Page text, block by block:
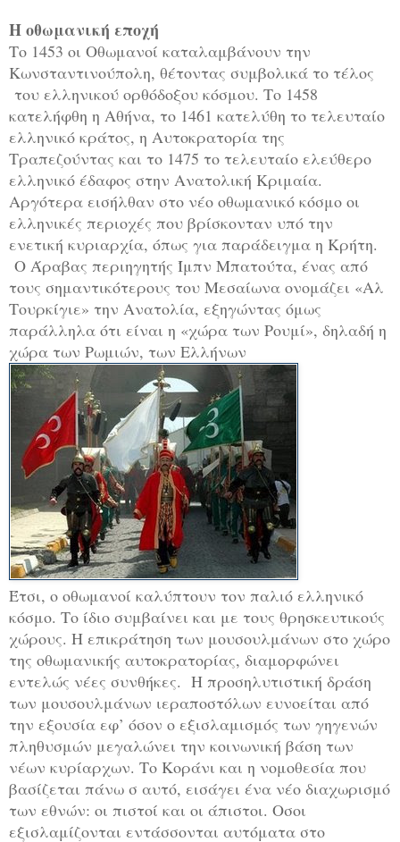
Η οθωμανική εποχή
Το 1453 οι Οθωμανοί καταλαμβάνουν την
Κωνσταντινούπολη, θέτοντας συμβολικά το τέλος
του ελληνικού ορθόδοξου κόσμου. Το 1458
κατελήφθη η Αθήνα, το 1461 κατελύθη το τελευταίο
ελληνικό κράτος, η Αυτοκρατορία της
Τραπεζούντας και το 1475 το τελευταίο ελεύθερο
ελληνικό έδαφος στην Ανατολική Κριμαία.
Αργότερα εισήλθαν στο νέο οθωμανικό κόσμο οι
ελληνικές περιοχές που βρίσκονταν υπό την
ενετική κυριαρχία, όπως για παράδειγμα η Κρήτη.
Ο Άραβας περιηγητής Ίμπν Μπατούτα, ένας από
τους σημαντικότερους του Μεσαίωνα ονομάζει «Αλ
Τουρκίγιε» την Ανατολία, εξηγώντας όμως
παράλληλα ότι είναι η «χώρα των Ρουμί», δηλαδή η
χώρα των Ρωμιών, των Ελλήνων
Έτσι, ο οθωμανοί καλύπτουν τον παλιό ελληνικό
κόσμο. Το ίδιο συμβαίνει και με τους θρησκευτικούς
χώρους. Η επικράτηση των μουσουλμάνων στο χώρο
της οθωμανικής αυτοκρατορίας, διαμορφώνει
εντελώς νέες συνθήκες. Η προσηλυτιστική δράση
των μουσουλμάνων ιεραποστόλων ευνοείται από
την εξουσία εφ’ όσον ο εξισλαμισμός των γηγενών
πληθυσμών μεγαλώνει την κοινωνική βάση των
νέων κυρίαρχων. Το Κοράνι και η νομοθεσία που
βασίζεται πάνω σ αυτό, εισάγει ένα νέο διαχωρισμό
των εθνών: οι πιστοί και οι άπιστοι. Οσοι
εξισλαμίζονται εντάσσονται αυτόματα στο